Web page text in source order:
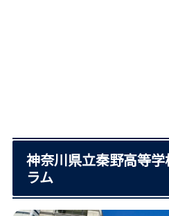
神奈川県立秦野高等
ラム